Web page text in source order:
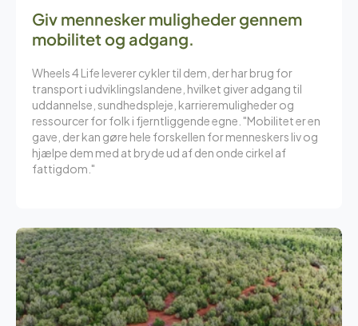
Giv mennesker muligheder gennem
mobilitet og adgang.
Wheels 4 Life leverer cykler til dem, der har brug for
transport i udviklingslandene, hvilket giver adgang til
uddannelse, sundhedspleje, karrieremuligheder og
ressourcer for folk i fjerntliggende egne. "Mobilitet er en
gave, der kan gøre hele forskellen for menneskers liv og
hjælpe dem med at bryde ud af den onde cirkel af
fattigdom."